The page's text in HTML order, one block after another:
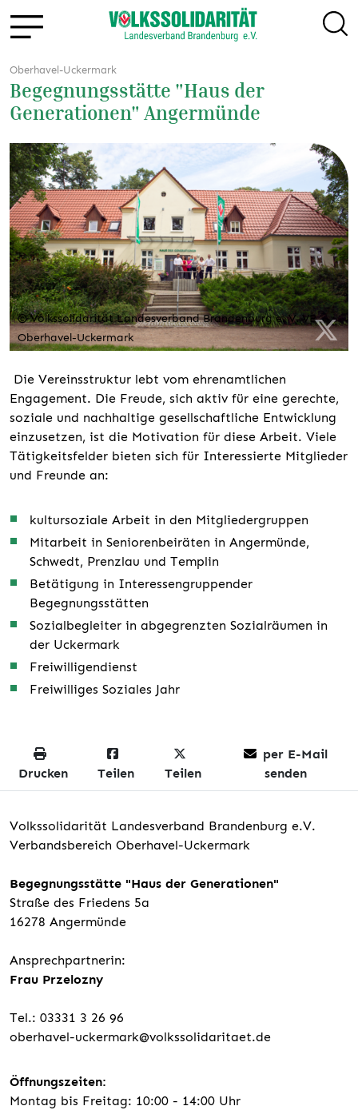
Oberhavel-Uckermark
Begegnungsstätte "Haus der
Generationen" Angermünde
© Volkssolidarität Landesverband Brandenburg e. V. VB
Oberhavel-Uckermark
Die Vereinsstruktur lebt vom ehrenamtlichen
Engagement. Die Freude, sich aktiv für eine gerechte,
soziale und nachhaltige gesellschaftliche Entwicklung
einzusetzen, ist die Motivation für diese Arbeit. Viele
Tätigkeitsfelder bieten sich für Interessierte Mitglieder
und Freunde an:
kultursoziale Arbeit in den Mitgliedergruppen
Mitarbeit in Seniorenbeiräten in Angermünde,
Schwedt, Prenzlau und Templin
Betätigung in Interessengruppender
Begegnungsstätten
Sozialbegleiter in abgegrenzten Sozialräumen in
der Uckermark
Freiwilligendienst
Freiwilliges Soziales Jahr
Drucken Teilen Teilen
per E-Mail
senden
Volkssolidarität Landesverband Brandenburg e.V.
Verbandsbereich Oberhavel-Uckermark
Begegnungsstätte "Haus der Generationen"
Straße des Friedens 5a
16278 Angermünde
Ansprechpartnerin:
Frau Przelozny
Tel.: 03331 3 26 96
oberhavel-uckermark@volkssolidaritaet.de
Öffnungszeiten:
Montag bis Freitag: 10:00 - 14:00 Uhr